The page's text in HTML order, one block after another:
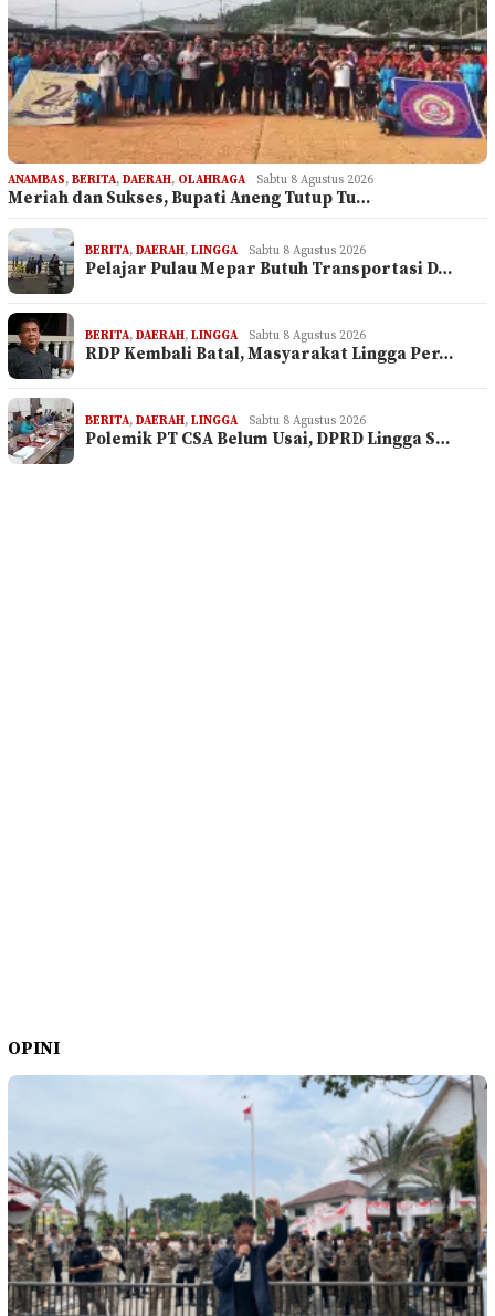
ANAMBAS, BERITA, DAERAH, OLAHRAGA Sabtu 8 Agustus 2026
Meriah dan Sukses, Bupati Aneng Tutup Tu…
BERITA, DAERAH, LINGGA Sabtu 8 Agustus 2026
Pelajar Pulau Mepar Butuh Transportasi D…
BERITA, DAERAH, LINGGA Sabtu 8 Agustus 2026
RDP Kembali Batal, Masyarakat Lingga Per…
BERITA, DAERAH, LINGGA Sabtu 8 Agustus 2026
Polemik PT CSA Belum Usai, DPRD Lingga S…
OPINI